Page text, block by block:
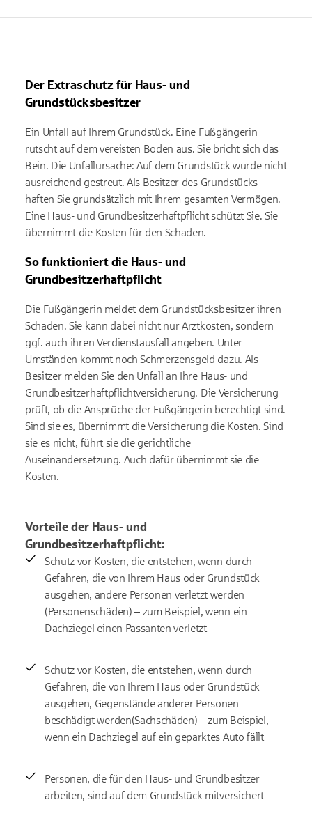
Der Extraschutz für Haus- und
Grundstücksbesitzer
Ein Unfall auf Ihrem Grundstück. Eine Fußgängerin
rutscht auf dem vereisten Boden aus. Sie bricht sich das
Bein. Die Unfallursache: Auf dem Grundstück wurde nicht
ausreichend gestreut. Als Besitzer des Grundstücks
haften Sie grundsätzlich mit Ihrem gesamten Vermögen.
Eine Haus- und Grundbesitzerhaftpflicht schützt Sie. Sie
übernimmt die Kosten für den Schaden.
So funktioniert die Haus- und
Grundbesitzerhaftpflicht
Die Fußgängerin meldet dem Grundstücksbesitzer ihren
Schaden. Sie kann dabei nicht nur Arztkosten, sondern
ggf. auch ihren Verdienstausfall angeben. Unter
Umständen kommt noch Schmerzensgeld dazu. Als
Besitzer melden Sie den Unfall an Ihre Haus- und
Grundbesitzerhaftpflichtversicherung. Die Versicherung
prüft, ob die Ansprüche der Fußgängerin berechtigt sind.
Sind sie es, übernimmt die Versicherung die Kosten. Sind
sie es nicht, führt sie die gerichtliche
Auseinandersetzung. Auch dafür übernimmt sie die
Kosten.
Vorteile der Haus- und
Grundbesitzerhaftpflicht:
Schutz vor Kosten, die entstehen, wenn durch
Gefahren, die von Ihrem Haus oder Grundstück
ausgehen, andere Personen verletzt werden
(Personenschäden) – zum Beispiel, wenn ein
Dachziegel einen Passanten verletzt
Schutz vor Kosten, die entstehen, wenn durch
Gefahren, die von Ihrem Haus oder Grundstück
ausgehen, Gegenstände anderer Personen
beschädigt werden(Sachschäden) – zum Beispiel,
wenn ein Dachziegel auf ein geparktes Auto fällt
Personen, die für den Haus- und Grundbesitzer
arbeiten, sind auf dem Grundstück mitversichert